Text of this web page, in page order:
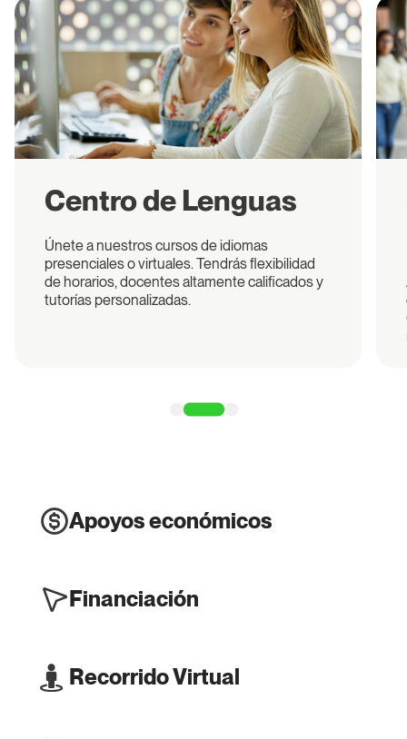
Centro de Lenguas
Únete a nuestros cursos de idiomas
presenciales o virtuales. Tendrás flexibilidad
de horarios, docentes altamente calificados y
tutorías personalizadas.
Apoyos económicos
Financiación
Recorrido Virtual